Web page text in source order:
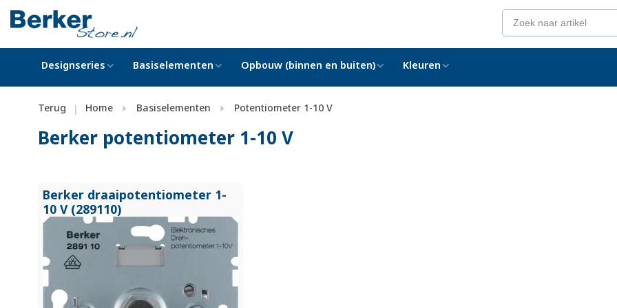
Designseries Basiselementen Opbouw (binnen en buiten) Kleuren
Terug | Home Basiselementen Potentiometer 1-10 V
Berker potentiometer 1-10 V
Berker draaipotentiometer 1-
10 V (289110)